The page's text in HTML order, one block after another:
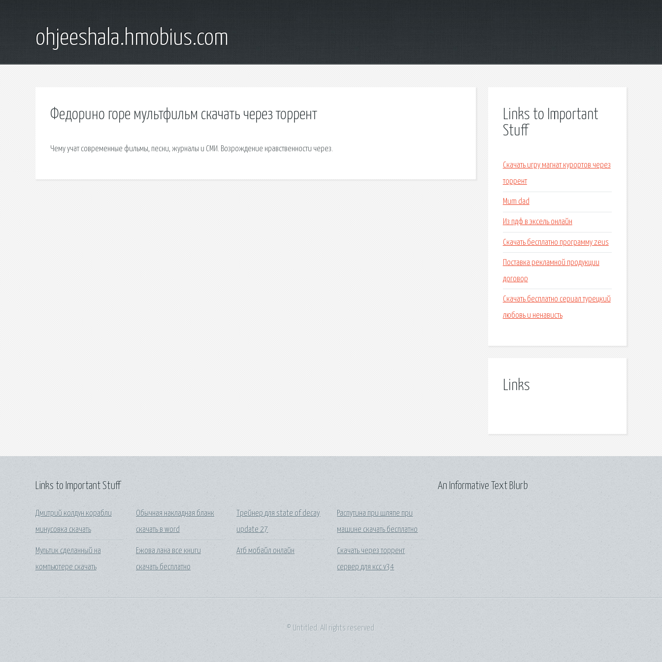
ohjeeshala.hmobius.com
Федорино горе мультфильм скачать через торрент
Чему учат современные фильмы, песни, журналы и СМИ. Возрождение нравственности через.
Links to Important
Stuff
Скачать игру магнат курортов через
торрент
Mum dad
Из пдф в эксель онлайн
Скачать бесплатно программу zeus
Поставка рекламной продукции
договор
Скачать бесплатно сериал турецкий
любовь и ненависть
Links
Links to Important Stuff
Дмитрий колдун корабли
минусовка скачать
Мультик сделанный на
компьютере скачать
Обычная накладная бланк
скачать в word
Ежова лана все книги
скачать бесплатно
Трейнер для state of decay
update 27
Атб мобайл онлайн
Распутина при шляпе при
машине скачать бесплатно
Скачать через торрент
сервер для ксс v34
An Informative Text Blurb
© Untitled. All rights reserved.